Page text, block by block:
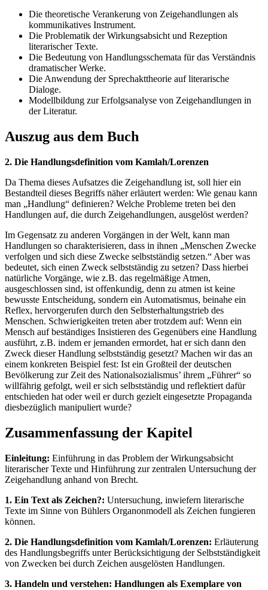
Die theoretische Verankerung von Zeigehandlungen als
kommunikatives Instrument.
Die Problematik der Wirkungsabsicht und Rezeption
literarischer Texte.
Die Bedeutung von Handlungsschemata für das Verständnis
dramatischer Werke.
Die Anwendung der Sprechakttheorie auf literarische
Dialoge.
Modellbildung zur Erfolgsanalyse von Zeigehandlungen in
der Literatur.
Auszug aus dem Buch
2. Die Handlungsdefinition vom Kamlah/Lorenzen
Da Thema dieses Aufsatzes die Zeigehandlung ist, soll hier ein
Bestandteil dieses Begriffs näher erläutert werden: Wie genau kann
man „Handlung“ definieren? Welche Probleme treten bei den
Handlungen auf, die durch Zeigehandlungen, ausgelöst werden?
Im Gegensatz zu anderen Vorgängen in der Welt, kann man
Handlungen so charakterisieren, dass in ihnen „Menschen Zwecke
verfolgen und sich diese Zwecke selbstständig setzen.“ Aber was
bedeutet, sich einen Zweck selbstständig zu setzen? Dass hierbei
natürliche Vorgänge, wie z.B. das regelmäßige Atmen,
ausgeschlossen sind, ist offenkundig, denn zu atmen ist keine
bewusste Entscheidung, sondern ein Automatismus, beinahe ein
Reflex, hervorgerufen durch den Selbsterhaltungstrieb des
Menschen. Schwierigkeiten treten aber trotzdem auf: Wenn ein
Mensch auf beständiges Insistieren des Gegenübers eine Handlung
ausführt, z.B. indem er jemanden ermordet, hat er sich dann den
Zweck dieser Handlung selbstständig gesetzt? Machen wir das an
einem konkreten Beispiel fest: Ist ein Großteil der deutschen
Bevölkerung zur Zeit des Nationalsozialismus’ ihrem „Führer“ so
willfährig gefolgt, weil er sich selbstständig und reflektiert dafür
entschieden hat oder weil er durch gezielt eingesetzte Propaganda
diesbezüglich manipuliert wurde?
Zusammenfassung der Kapitel
Einleitung: Einführung in das Problem der Wirkungsabsicht
literarischer Texte und Hinführung zur zentralen Untersuchung der
Zeigehandlung anhand von Brecht.
1. Ein Text als Zeichen?: Untersuchung, inwiefern literarische
Texte im Sinne von Bühlers Organonmodell als Zeichen fungieren
können.
2. Die Handlungsdefinition vom Kamlah/Lorenzen: Erläuterung
des Handlungsbegriffs unter Berücksichtigung der Selbstständigkeit
von Zwecken bei durch Zeichen ausgelösten Handlungen.
3. Handeln und verstehen: Handlungen als Exemplare von